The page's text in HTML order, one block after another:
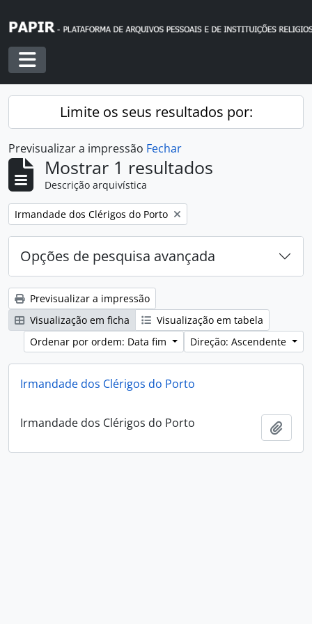
Toggle navigation
Limite os seus resultados por:
Previsualizar a impressão Fechar
Mostrar 1 resultados
Descrição arquivística
Remover filtro:
Irmandade dos Clérigos do Porto
Opções de pesquisa avançada
Previsualizar a impressão
Visualização em ficha
Visualização em tabela
Ordenar por ordem: Data fim
Direção: Ascendente
Irmandade dos Clérigos do Porto
Irmandade dos Clérigos do Porto